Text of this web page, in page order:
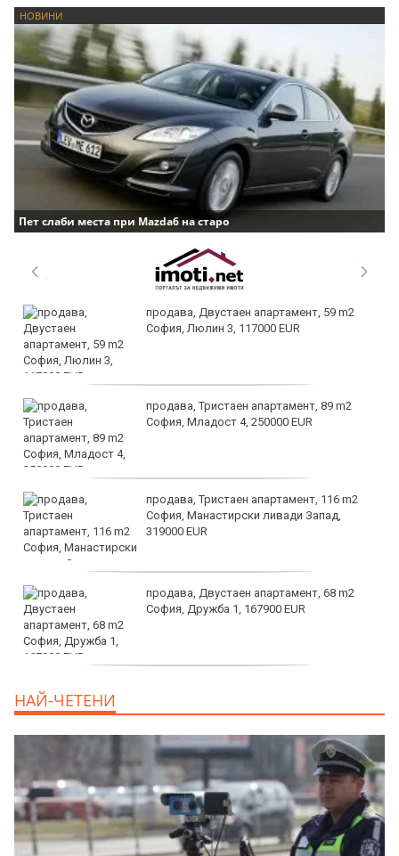
НОВИНИ
Пет слаби места при Mazda6 на старо
продава, Двустаен апартамент, 59 m2
София, Люлин 3, 117000 EUR
продава, Тристаен апартамент, 89 m2
София, Младост 4, 250000 EUR
продава, Тристаен апартамент, 116 m2
София, Манастирски ливади Запад,
319000 EUR
продава, Двустаен апартамент, 68 m2
София, Дружба 1, 167900 EUR
НАЙ-ЧЕТЕНИ